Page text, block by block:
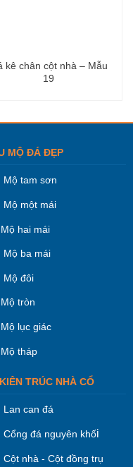
kê chân cột nhà – Mẫu
19
MỘ ĐÁ ĐẸP
Mộ tam sơn
Mộ một mái
Mộ hai mái
Mộ ba mái
Mộ đôi
Mộ tròn
Mộ lục giác
Mộ tháp
TRÚC NHÀ CỔ
Lan can đá
Cổng đá nguyên khối
Cột nhà - Cột đồng trụ